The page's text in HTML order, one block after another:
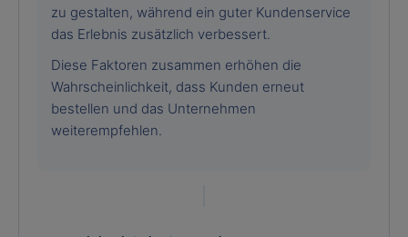
zu gestalten, während ein guter Kundenservice
das Erlebnis zusätzlich verbessert.
Diese Faktoren zusammen erhöhen die
Wahrscheinlichkeit, dass Kunden erneut
bestellen und das Unternehmen
weiterempfehlen.